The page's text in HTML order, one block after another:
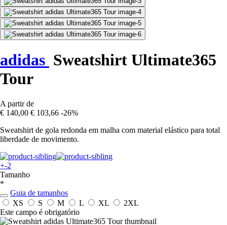
adidas Sweatshirt Ultimate365
Tour
A partir de
€ 140,00 € 103,66 -26%
Sweatshirt de gola redonda em malha com material elástico para total
liberdade de movimento.
+-2
Tamanho
*
Guia de tamanhos
XS
S M L XL
2XL
Este campo é obrigatório